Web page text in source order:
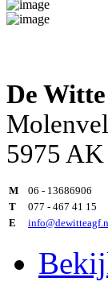
De
5975
M
06 - 13686906
T
077 - 467 41 15
E